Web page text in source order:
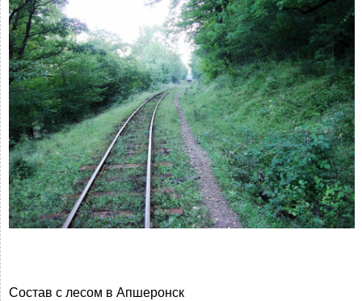
Состав с лесом в Апшеронск